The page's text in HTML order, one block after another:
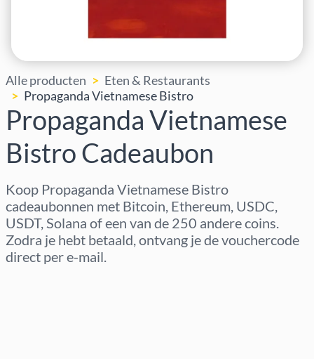
Alle producten
Eten & Restaurants
Propaganda Vietnamese Bistro
Propaganda Vietnamese
Bistro Cadeaubon
Koop Propaganda Vietnamese Bistro
cadeaubonnen met Bitcoin, Ethereum, USDC,
USDT, Solana of een van de 250 andere coins.
Zodra je hebt betaald, ontvang je de vouchercode
direct per e-mail.